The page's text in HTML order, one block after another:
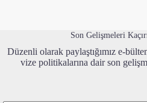
Son Gelişmeleri
Düzenli olarak paylaştığımız e-
vize politikalarına dair son